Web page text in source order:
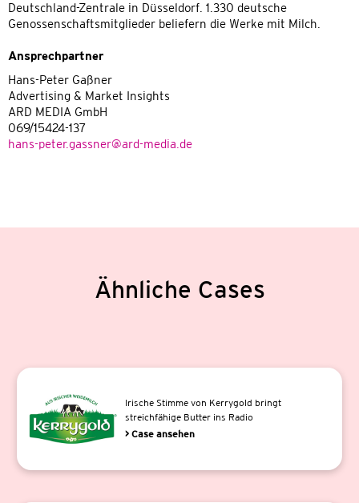
Deutschland-Zentrale in Düsseldorf. 1.330 deutsche
Genossenschaftsmitglieder beliefern die Werke mit Milch.
Ansprechpartner
Hans-Peter Gaßner
Advertising & Market Insights
ARD MEDIA GmbH
069/15424-137
hans-peter.gassner@ard-media.de
Ähnliche Cases
Irische Stimme von Kerrygold bringt
streichfähige Butter ins Radio
> Case ansehen